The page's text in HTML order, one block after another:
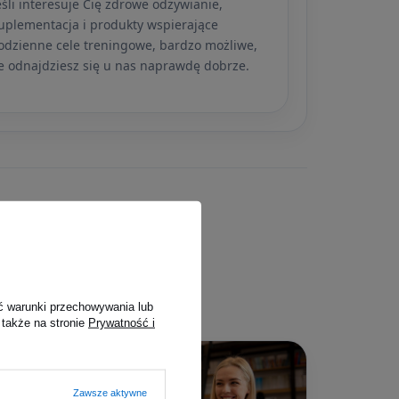
interesuje Cię zdrowe odżywianie,
i produkty wspierające
cele treningowe, bardzo możliwe,
odnajdziesz się u nas naprawdę dobrze.
każdy dział ma
warunki przechowywania lub
na stronie Prywatność i
Zawsze aktywne